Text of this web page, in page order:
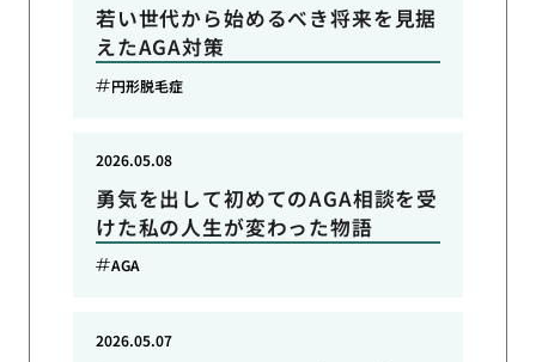
若い世代から始めるべき将来を見据
えたAGA対策
円形脱毛症
勇気を出して初めてのAGA相談を受
けた私の人生が変わった物語
2026.05.08
AGA
2026.05.07